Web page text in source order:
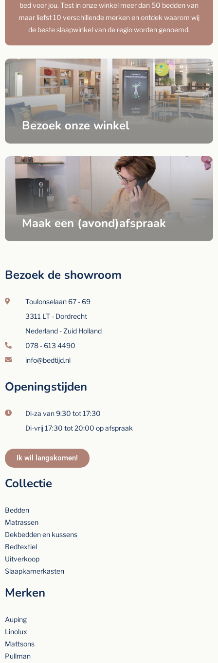
bed voor jou. Test in onze winkel meer dan 50 bedden van
maar liefst 10 verschillende merken en ontdek waarom wij
de beste slaapwinkel van de regio worden genoemd.
Bezoek onze winkel
Maak een (avond)afspraak
Bezoek de showroom
Toulonselaan 67 - 69
3311 LT - Dordrecht
Nederland - Zuid Holland
078 - 613 4490
info@bedtijd.nl
Openingstijden
Di-za van 9:30 tot 17:30
Di-vrij 17:30 tot 20:00 op afspraak
Ik wil langskomen!
Collectie
Bedden
Matrassen
Dekbedden en kussens
Bedtextiel
Uitverkoop
Slaapkamerkasten
Merken
Auping
Linolux
Mattsons
Pullman